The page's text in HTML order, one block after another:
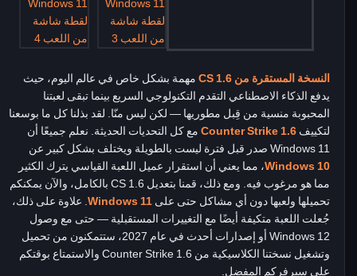
النسخة المستقرة من CS 1.6
مهمة بشكل خاص في عالم اليوم، حيث
يدفع الذكاء الاصطناعي التقدم التكنولوجي السريع بينما تبقى لعبتنا
المحبوبة منسية من قِبل مطوريها — لكن ليس منّا. لقد بذلنا كل ما بوسعنا
لتكييف Counter Strike 1.6 مع كل التحديات الحديثة. نعلم جميعًا أن
Windows 11 صدر قبل فترة ليست بالطويلة ويختلف بشكل كبير عن
Windows 10، مما يعني أن استقرار عميل اللعبة القياسي يترك الكثير
مما هو مرغوب فيه. ومع ذلك، قمنا بتعديل CS 1.6 بالكامل، والآن يمكنكم
تحميلها ولعبها دون أي مشاكل حتى على Windows 11 . علاوة على ذلك،
جُعلت اللعبة متكيفة أيضًا مع التغييرات المستقبلية — حتى مع وصول
Windows 12 أو إصدارات أحدث في عام 2027، ستتمكنون من تحميل
وتشغيل نسختنا الكلاسيكية من Counter Strike 1.6 والاستمتاع بوقتكم
على سيرفركم المفضل.